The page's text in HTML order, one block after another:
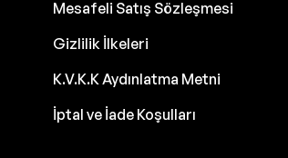
Mesafeli Satış Sözleşmesi
Gizlilik İlkeleri
K.V.K.K Aydınlatma Metni
İptal ve İade Koşulları